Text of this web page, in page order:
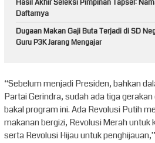
Hasil Akhir Seleksi Pimpinan Tapsel:
Daftarnya
Dugaan Makan Gaji Buta Terjadi di SD
Guru P3K Jarang Mengajar
“Sebelum menjadi Presiden, bahkan
Partai Gerindra, sudah ada tiga
bakal program ini. Ada Revolusi Putih
makanan bergizi, Revolusi Merah untuk
serta Revolusi Hijau untuk